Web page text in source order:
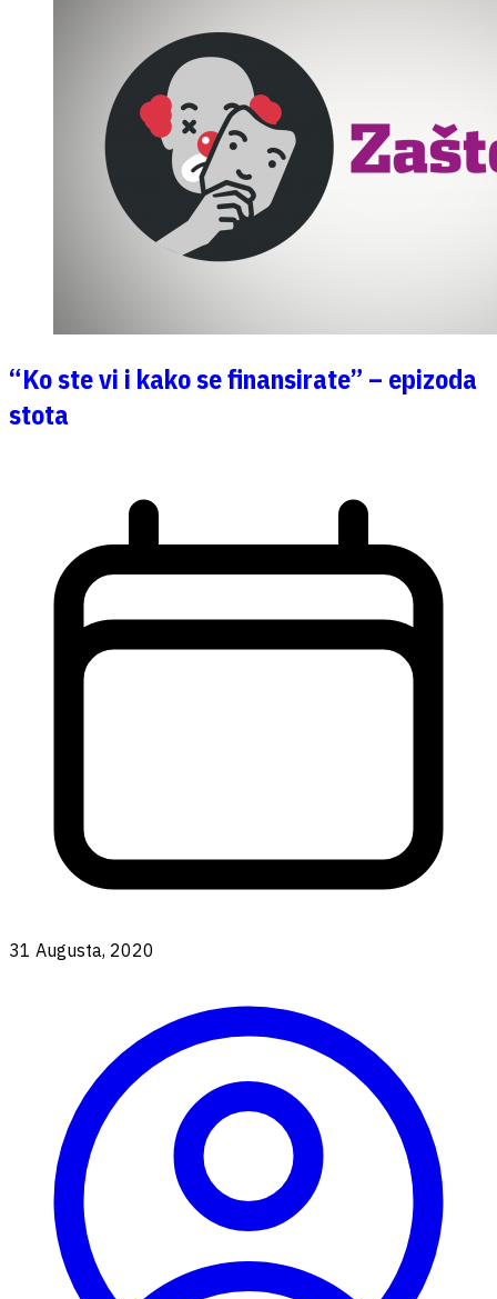
“Ko ste vi i kako se finansirate” – epizoda
stota
31 Augusta, 2020